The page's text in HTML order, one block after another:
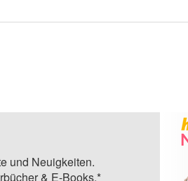
und Neuigkeiten.
& E-Books.*